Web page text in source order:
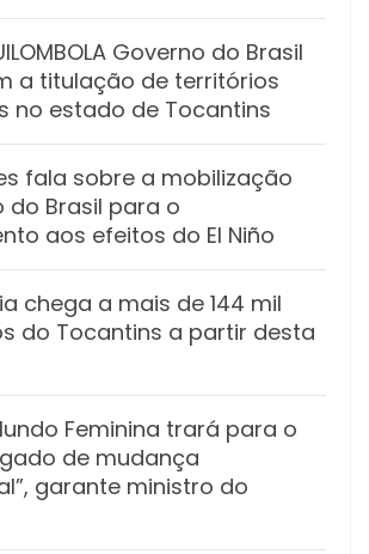
Governo do Brasil
a titulação de territórios
no estado de Tocantins
fala sobre a mobilização
do Brasil para o
aos efeitos do El Niño
chega a mais de 144 mil
do Tocantins a partir desta
Feminina trará para o
de mudança
garante ministro do